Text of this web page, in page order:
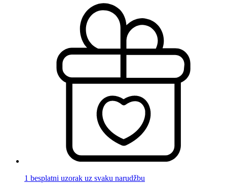
1 besplatni uzorak uz svaku narudžbu